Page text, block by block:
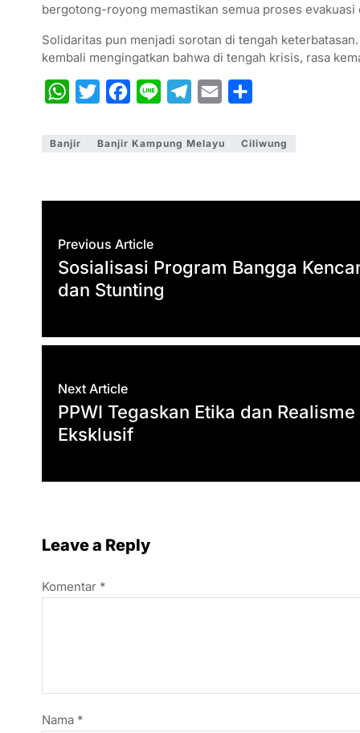
bergotong-royong memastikan semua proses
Solidaritas pun menjadi sorotan di tengah
kembali mengingatkan bahwa di tengah krisis, rasa
W
a
p
i
c
o
n
l
m
a
a
Banjir Banjir Kampung Melayu Ciliwung
Previous Article
Sosialisasi Program Bangga
dan Stunting
Next Article
PPWI Tegaskan Etika dan
Eksklusif
Leave a Reply
Komentar *
Nama *